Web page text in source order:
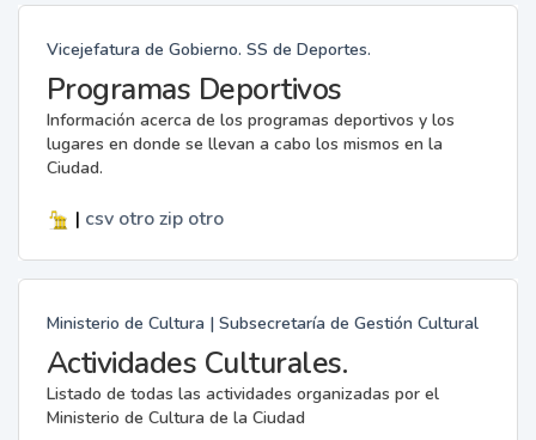
Vicejefatura de Gobierno. SS de Deportes.
Programas Deportivos
Información acerca de los programas deportivos y los
lugares en donde se llevan a cabo los mismos en la
Ciudad.
| csv otro zip otro
Ministerio de Cultura | Subsecretaría de Gestión Cultural
Actividades Culturales.
Listado de todas las actividades organizadas por el
Ministerio de Cultura de la Ciudad